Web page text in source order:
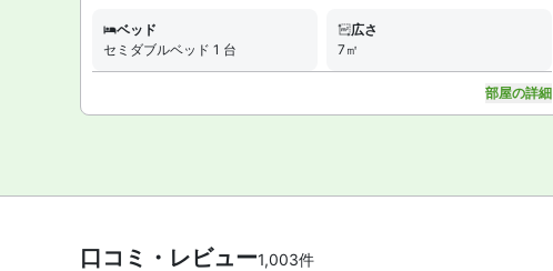
ベッド
セミダブルベッド 1 台
広さ
7㎡
部屋の詳細
口コミ・レビュー1,003件